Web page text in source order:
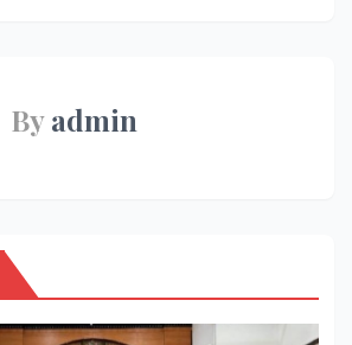
Byadmin